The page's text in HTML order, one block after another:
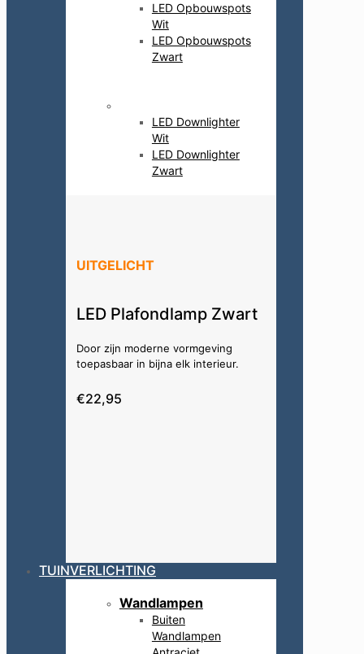
LED Opbouwspots
Wit
LED Opbouwspots
Zwart
LED Downlighter
Wit
LED Downlighter
Zwart
UITGELICHT
LED Plafondlamp Zwart
Door zijn moderne vormgeving
toepasbaar in bijna elk interieur.
€22,95
TUINVERLICHTING
Wandlampen
Buiten
Wandlampen